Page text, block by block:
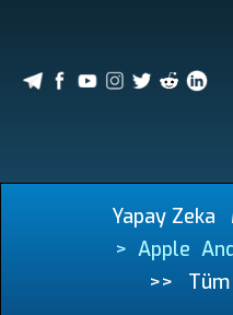
Yapay Zeka
> Apple
>>